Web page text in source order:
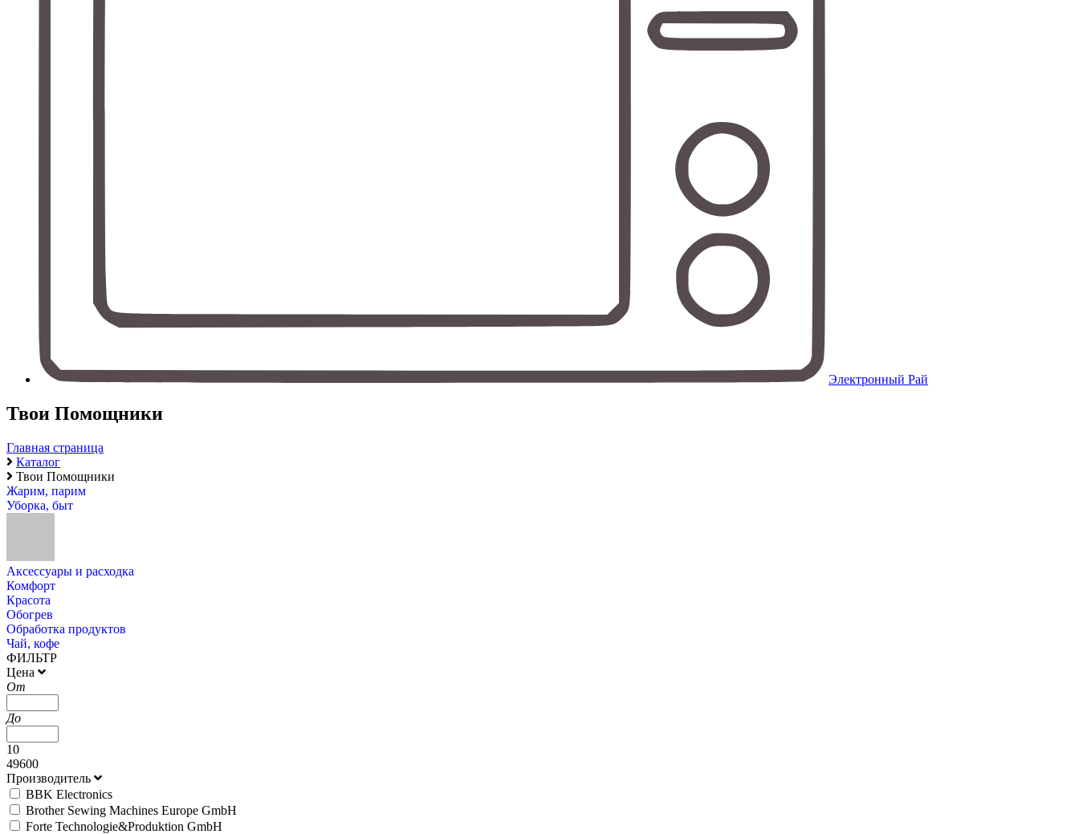
Электронный Рай
Твои Помощники
Главная страница
Каталог
Твои Помощники
Жарим, парим
Уборка, быт
Aксессуары и расходка
Комфорт
Красота
Обогрев
Обработка продуктов
Чай, кофе
ФИЛЬТР
Цена
От
До
10
49600
Производитель
BBK Electronics
Brother Sewing Machines Europe GmbH
Forte Technologie&Produktion GmbH